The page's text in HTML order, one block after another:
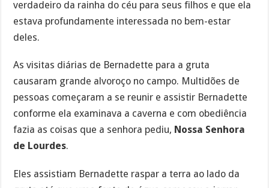
verdadeiro da rainha do céu para seus filhos e que ela
estava profundamente interessada no bem-estar
deles.
As visitas diárias de Bernadette para a gruta
causaram grande alvoroço no campo. Multidões de
pessoas começaram a se reunir e assistir Bernadette
conforme ela examinava a caverna e com obediência
fazia as coisas que a senhora pediu, Nossa Senhora
de Lourdes.
Eles assistiam Bernadette raspar a terra ao lado da